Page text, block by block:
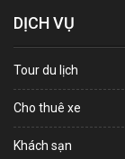
DỊCH VỤ
Tour du lịch
Cho thuê xe
Khách sạn